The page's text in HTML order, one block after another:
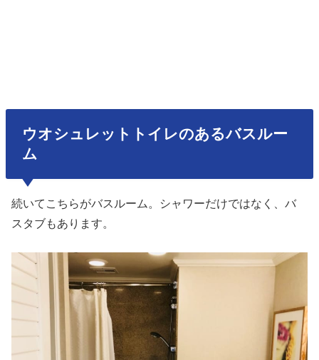
ウオシュレットトイレのあるバスルー
ム
続いてこちらがバスルーム。シャワーだけではなく、バ
スタブもあります。